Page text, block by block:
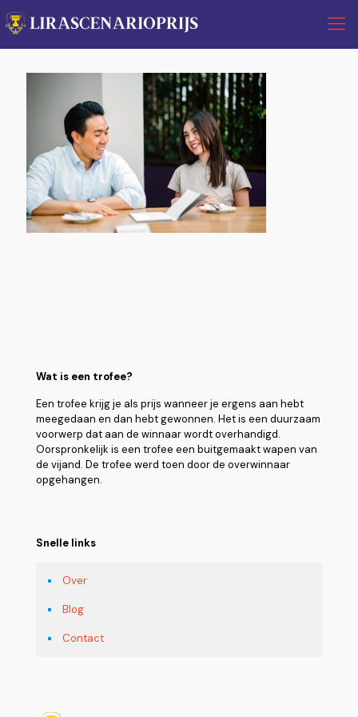
Wat is een trofee?
Een trofee krijg je als prijs wanneer je ergens aan hebt
meegedaan en dan hebt gewonnen. Het is een duurzaam
voorwerp dat aan de winnaar wordt overhandigd.
Oorspronkelijk is een trofee een buitgemaakt wapen van
de vijand. De trofee werd toen door de overwinnaar
opgehangen.
Snelle links
Over
Blog
Contact